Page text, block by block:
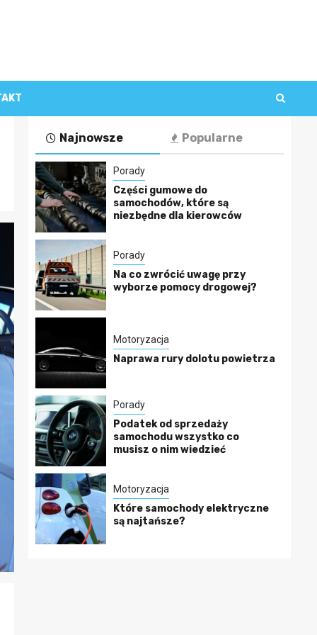
Najnowsze Popularne
Porady
Części gumowe do
samochodów, które są
niezbędne dla kierowców
Porady
Na co zwrócić uwagę przy
wyborze pomocy drogowej?
Motoryzacja
Naprawa rury dolotu powietrza
Porady
Podatek od sprzedaży
samochodu wszystko co
musisz o nim wiedzieć
Motoryzacja
Które samochody elektryczne
są najtańsze?